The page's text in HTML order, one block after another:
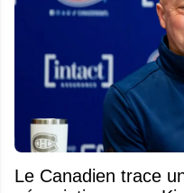
Le Canadien trace